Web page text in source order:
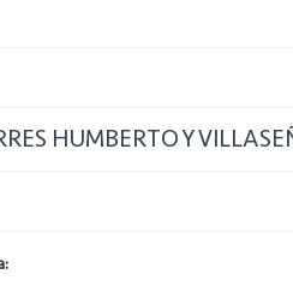
HUMBERTO Y